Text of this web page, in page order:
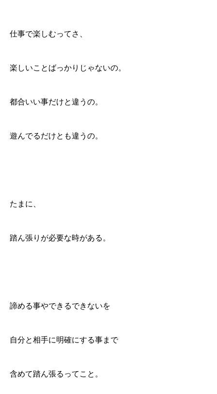
仕事で楽しむってさ、
楽しいことばっかりじゃないの。
都合いい事だけと違うの。
遊んでるだけとも違うの。
たまに、
踏ん張りが必要な時がある。
諦める事やできるできないを
自分と相手に明確にする事まで
含めて踏ん張るってこと。